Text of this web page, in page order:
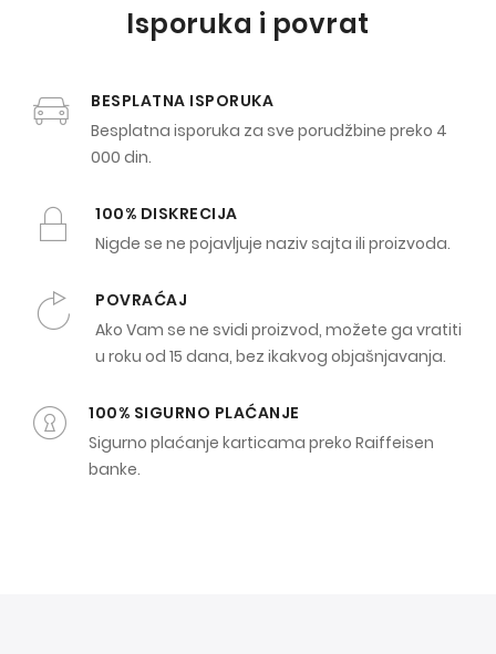
Isporuka i povrat
BESPLATNA ISPORUKA
Besplatna isporuka za sve porudžbine preko 4
000 din.
100% DISKRECIJA
Nigde se ne pojavljuje naziv sajta ili proizvoda.
POVRAĆAJ
Ako Vam se ne svidi proizvod, možete ga vratiti
u roku od 15 dana, bez ikakvog objašnjavanja.
100% SIGURNO PLAĆANJE
Sigurno plaćanje karticama preko Raiffeisen
banke.